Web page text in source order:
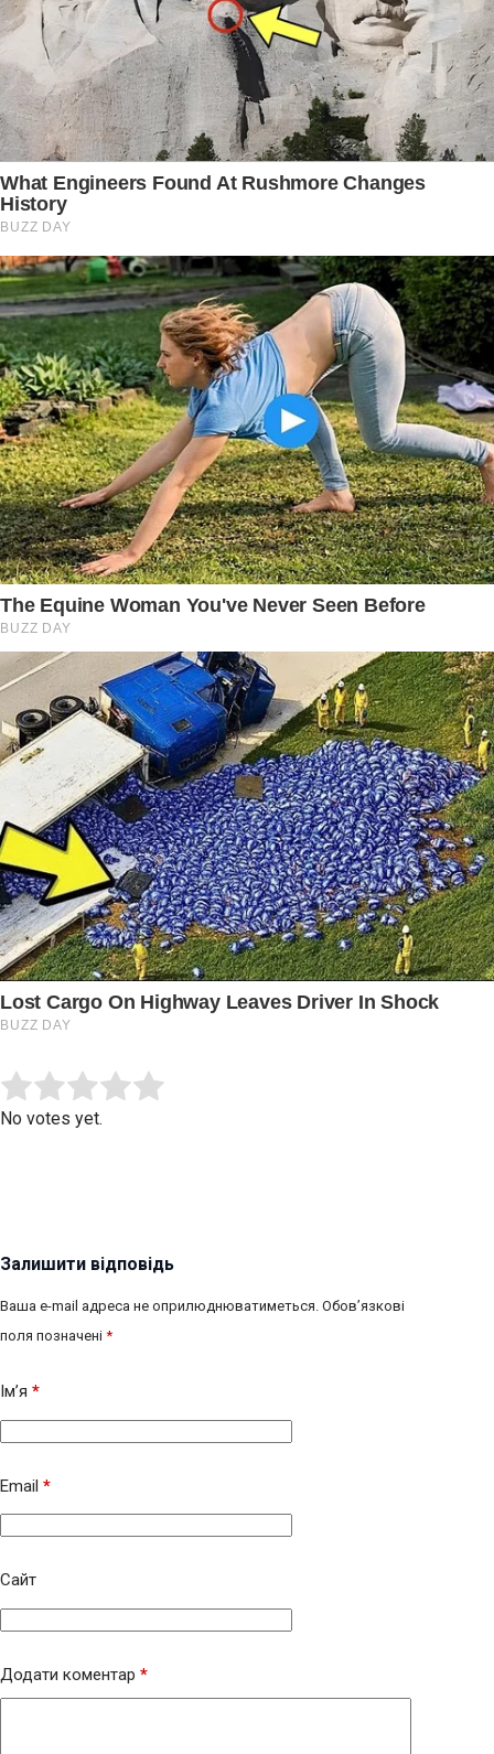
Rate this item:
No votes yet.
Залишити відповідь
Ваша e-mail адреса не оприлюднюватиметься. Обов’язкові
поля позначені *
Ім’я *
Email *
Сайт
Додати коментар *